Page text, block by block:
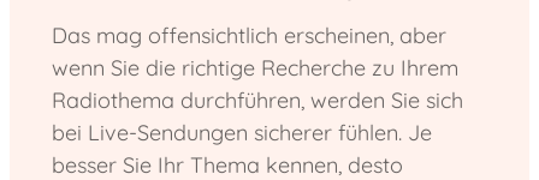
Das mag offensichtlich erscheinen, aber
wenn Sie die richtige Recherche zu Ihrem
Radiothema durchführen, werden Sie sich
bei Live-Sendungen sicherer fühlen. Je
besser Sie Ihr Thema kennen, desto